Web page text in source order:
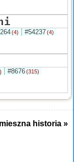
(4) #54237(4)
#8676(315)
historia »